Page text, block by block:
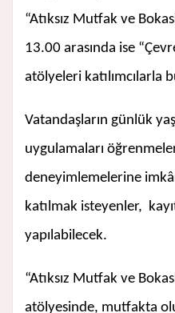
“Atıksız Mutfak ve
13.00 arasında ise
atölyeleri katılımcılarla
Vatandaşların günlük
uygulamaları
deneyimlemelerine
katılmak isteyenler,
yapılabilecek.
“Atıksız Mutfak ve
atölyesinde, mutfakta